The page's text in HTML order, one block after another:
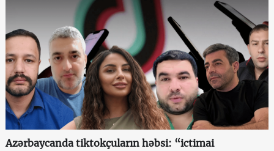
Azərbaycanda tiktokçuların həbsi: “ictimai